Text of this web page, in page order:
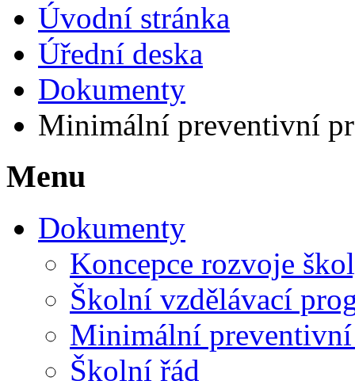
Úvodní stránka
Úřední deska
Dokumenty
Minimální preventivní
Menu
Dokumenty
Koncepce rozvoje
Školní vzdělávací
Minimální
Školní řád